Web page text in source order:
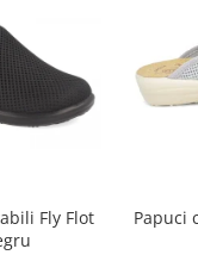
Fly Flot
Papuci